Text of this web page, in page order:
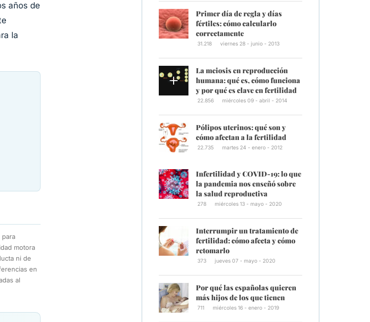
años de
la
para
motora
ni de
en
al
Primer día de regla y días
fértiles: cómo calcularlo
correctamente
31.218 viernes 28 - junio - 2013
La meiosis en reproducción
humana: qué es, cómo funciona
y por qué es clave en fertilidad
22.856 miércoles 09 - abril - 2014
Pólipos uterinos: qué son y
cómo afectan a la fertilidad
22.735 martes 24 - enero - 2012
Infertilidad y COVID-19: lo que
la pandemia nos enseñó sobre
la salud reproductiva
278 miércoles 13 - mayo - 2020
Interrumpir un tratamiento de
fertilidad: cómo afecta y cómo
retomarlo
373 jueves 07 - mayo - 2020
Por qué las españolas quieren
más hijos de los que tienen
711 miércoles 16 - enero - 2019